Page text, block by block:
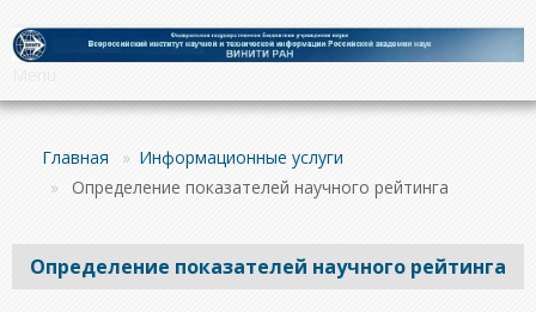
Главная » Информационные услуги
»
Определение показателей научного рейтинга
Определение показателей научного рейтинга